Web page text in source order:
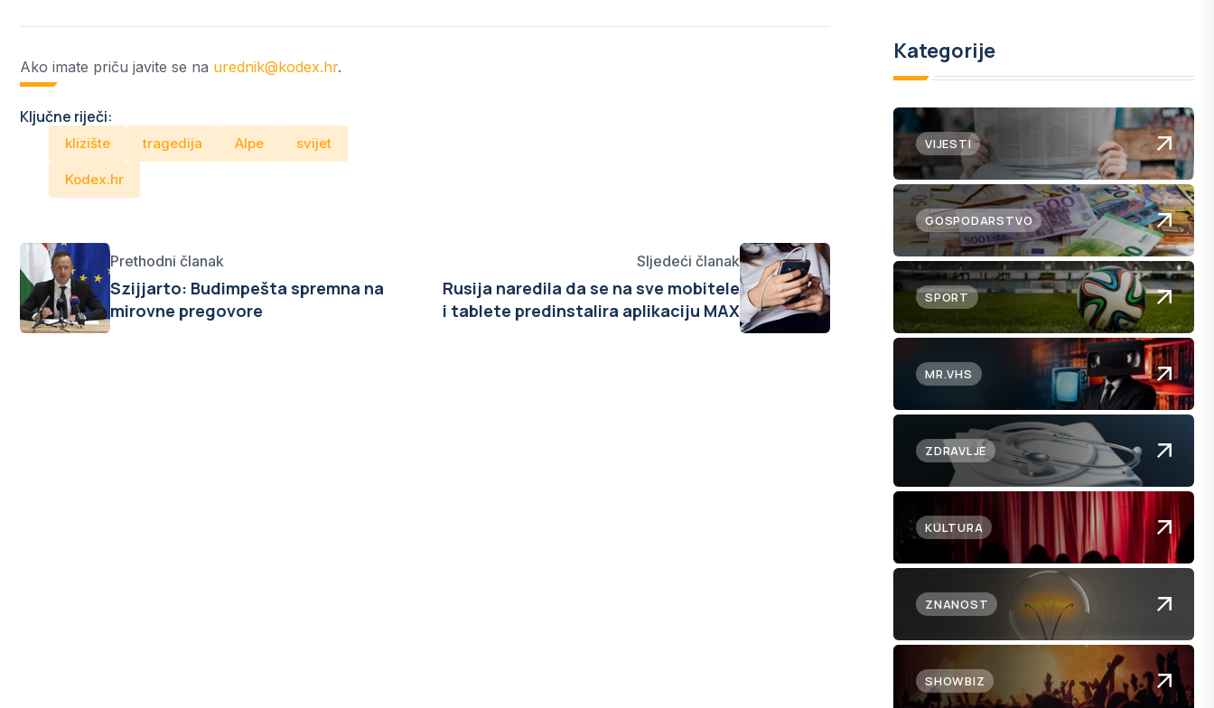
Ako imate priču javite se na urednik@kodex.hr.
Ključne riječi:
klizište tragedija Alpe svijet
Kodex.hr
Prethodni članak
Szijjarto: Budimpešta spremna na
mirovne pregovore
Sljedeći članak
Rusija naredila da se na sve mobitele
i tablete predinstalira aplikaciju MAX
Kategorije
VIJESTI
GOSPODARSTVO
SPORT
MR.VHS
ZDRAVLJE
KULTURA
ZNANOST
SHOWBIZ